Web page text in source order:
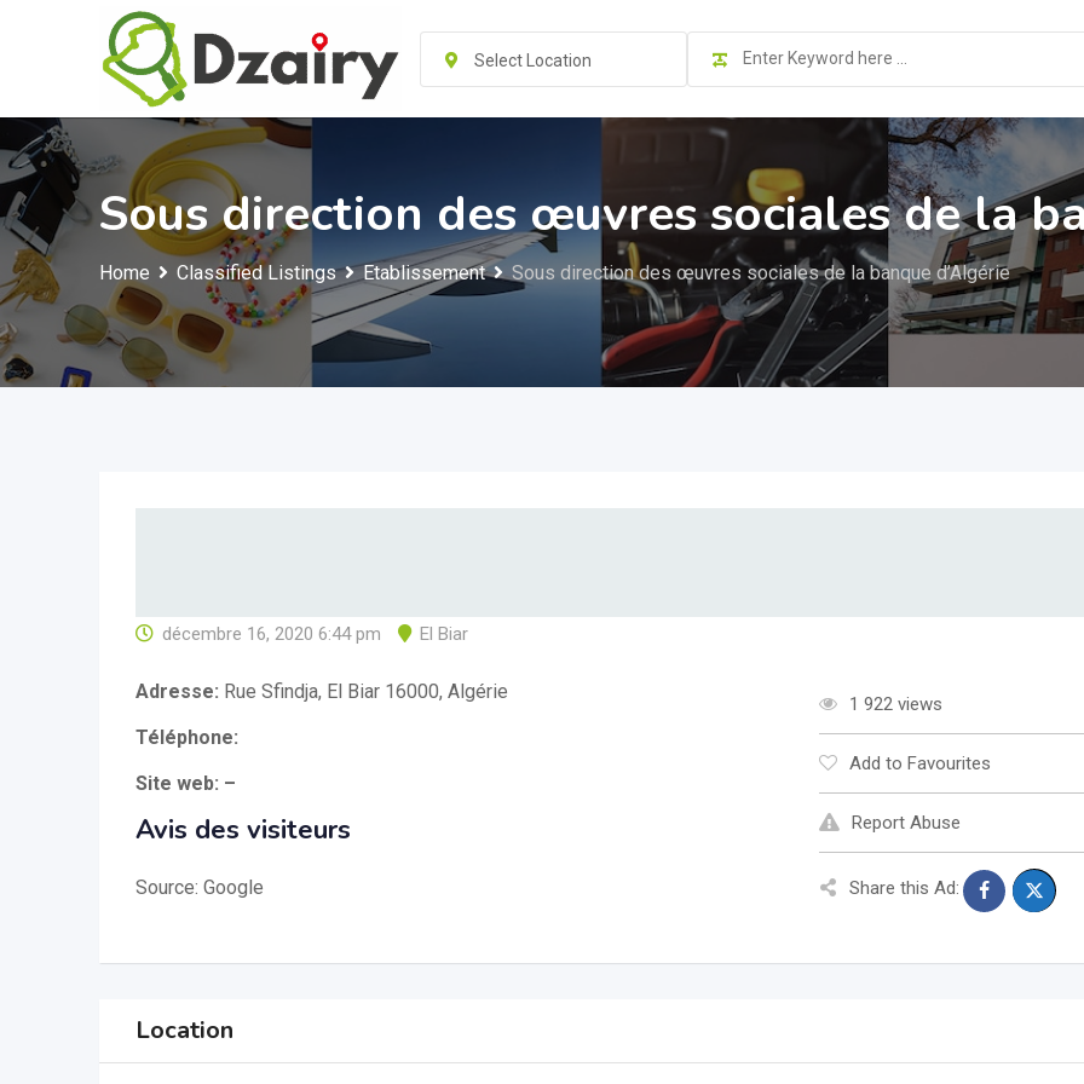
Select Location
Sous direction des œuvres sociales de la
Home Classified Listings Etablissement Sous direction des œuvres sociales de la banque d’Algérie
décembre 16, 2020 6:44 pm El Biar
Adresse: Rue Sfindja, El Biar 16000, Algérie
Téléphone:
Site web: –
Avis des visiteurs
Source: Google
1 922 views
Add to Favourites
Report Abuse
Share this Ad:
Location